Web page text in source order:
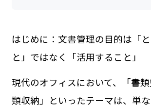
はじめに：文書管理の目的は「
と」ではなく「活用すること」
現代のオフィスにおいて、「書
類収納」といったテーマは、単